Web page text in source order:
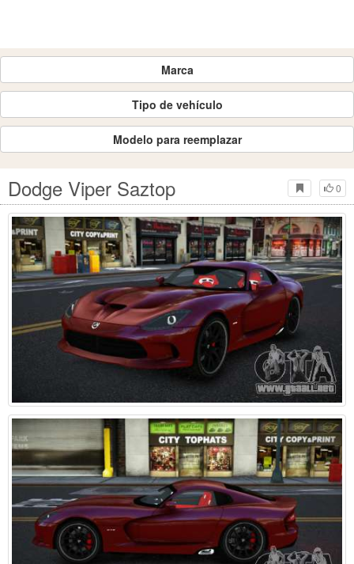
Marca
Tipo de vehículo
Modelo para reemplazar
0
Dodge Viper Saztop